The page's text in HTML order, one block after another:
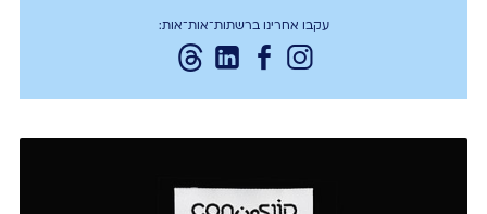
עקבו אחרינו ברשתות־אות־אות: